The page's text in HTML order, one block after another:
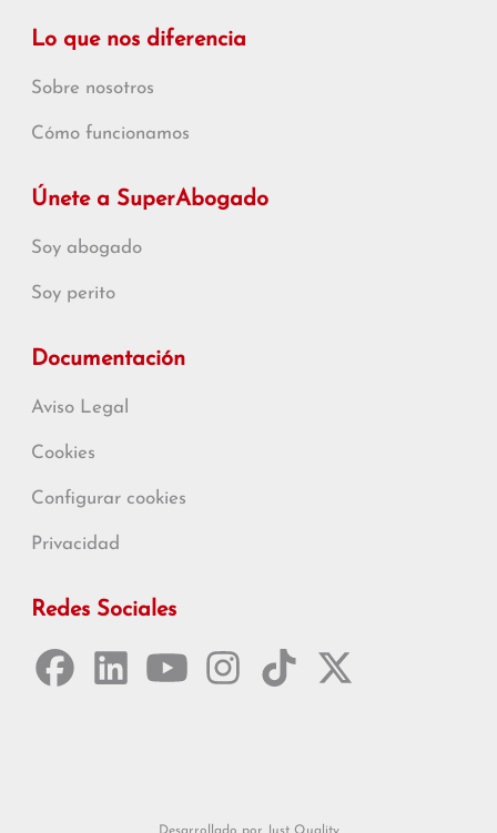
Lo que nos diferencia
Sobre nosotros
Cómo funcionamos
Únete a SuperAbogado
Soy abogado
Soy perito
Documentación
Aviso Legal
Cookies
Configurar cookies
Privacidad
Redes Sociales